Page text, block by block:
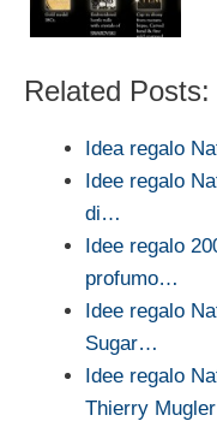
Related Posts:
Idea regalo
Idee regalo
di…
Idee regalo
profumo…
Idee regalo
Sugar…
Idee regalo
Thierry Mugler